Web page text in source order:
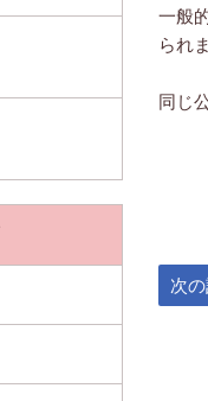
一般
られ
同じ
次